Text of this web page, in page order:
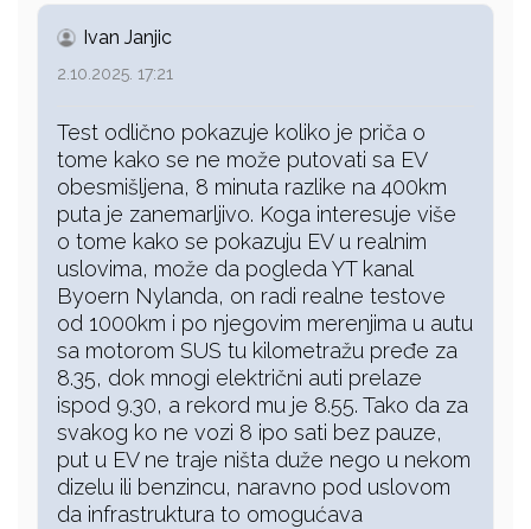
Ivan Janjic
2.10.2025. 17:21
Test odlično pokazuje koliko je priča o
tome kako se ne može putovati sa EV
obesmišljena, 8 minuta razlike na 400km
puta je zanemarljivo. Koga interesuje više
o tome kako se pokazuju EV u realnim
uslovima, može da pogleda YT kanal
Byoern Nylanda, on radi realne testove
od 1000km i po njegovim merenjima u autu
sa motorom SUS tu kilometražu pređe za
8.35, dok mnogi električni auti prelaze
ispod 9.30, a rekord mu je 8.55. Tako da za
svakog ko ne vozi 8 ipo sati bez pauze,
put u EV ne traje ništa duže nego u nekom
dizelu ili benzincu, naravno pod uslovom
da infrastruktura to omogućava